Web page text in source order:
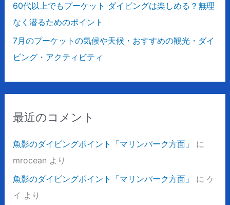
60代以上でもプーケット ダイビングは楽しめる？無理
なく潜るためのポイント
7月のプーケットの気候や天候・おすすめの観光・ダイ
ビング・アクティビティ
最近のコメント
魚影のダイビングポイント「マリンパーク方面」
に
mrocean より
魚影のダイビングポイント「マリンパーク方面」
に ケ
イ より